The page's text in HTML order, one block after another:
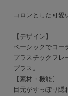
コロンとした可愛
【デザイン】
ベーシックでコー
プラスチックフレ
プラス。
【素材・機能】
目元がすっぽり隠